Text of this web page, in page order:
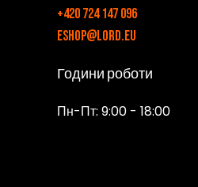
+420 724 147 096
eshop@lord.eu
Години роботи
Пн-Пт: 9:00 - 18:00